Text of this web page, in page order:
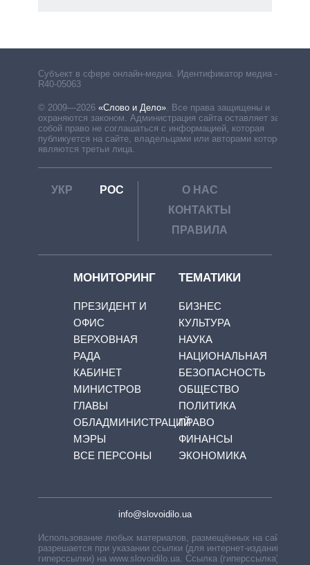
Субъект в сфере онлайн-медиа. Идентификатор медиа –
R40-05063
© 2009—2026 «Слово и Дело» Все права защищены и
охраняются законом. Администрация сайта оставляет за
собой право не соглашаться с информацией, которая
публикуется на сайте, владельцами или авторами которой
являются третьи лица.
УКР РОС
О НАС
КОНТАКТЫ
ПРАВИЛА
МОНИТОРИНГ
ПРЕЗИДЕНТ И
ОФИС
ВЕРХОВНАЯ
РАДА
КАБИНЕТ
МИНИСТРОВ
ГЛАВЫ
ОБЛАДМИНИСТРАЦИЙ
МЭРЫ
ВСЕ ПЕРСОНЫ
ТЕМАТИКИ
БИЗНЕС
КУЛЬТУРА
НАУКА
НАЦИОНАЛЬНАЯ
БЕЗОПАСНОСТЬ
ОБЩЕСТВО
ПОЛИТИКА
ПРАВО
ФИНАНСЫ
ЭКОНОМИКА
info@slovoidilo.ua
Использование любых материалов, размещённых на сайте,
разрешается при указании ссылки (для интернет-изданий —
гиперссылки) на www.slovoidilo.ua. Ссылка (гиперссылка)